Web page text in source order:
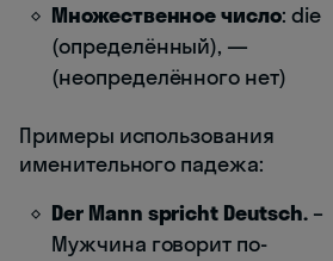
Множественное число: die
(определённый), —
(неопределённого нет)
Примеры использования
именительного падежа:
Der Mann spricht Deutsch.–
Мужчина говорит по-